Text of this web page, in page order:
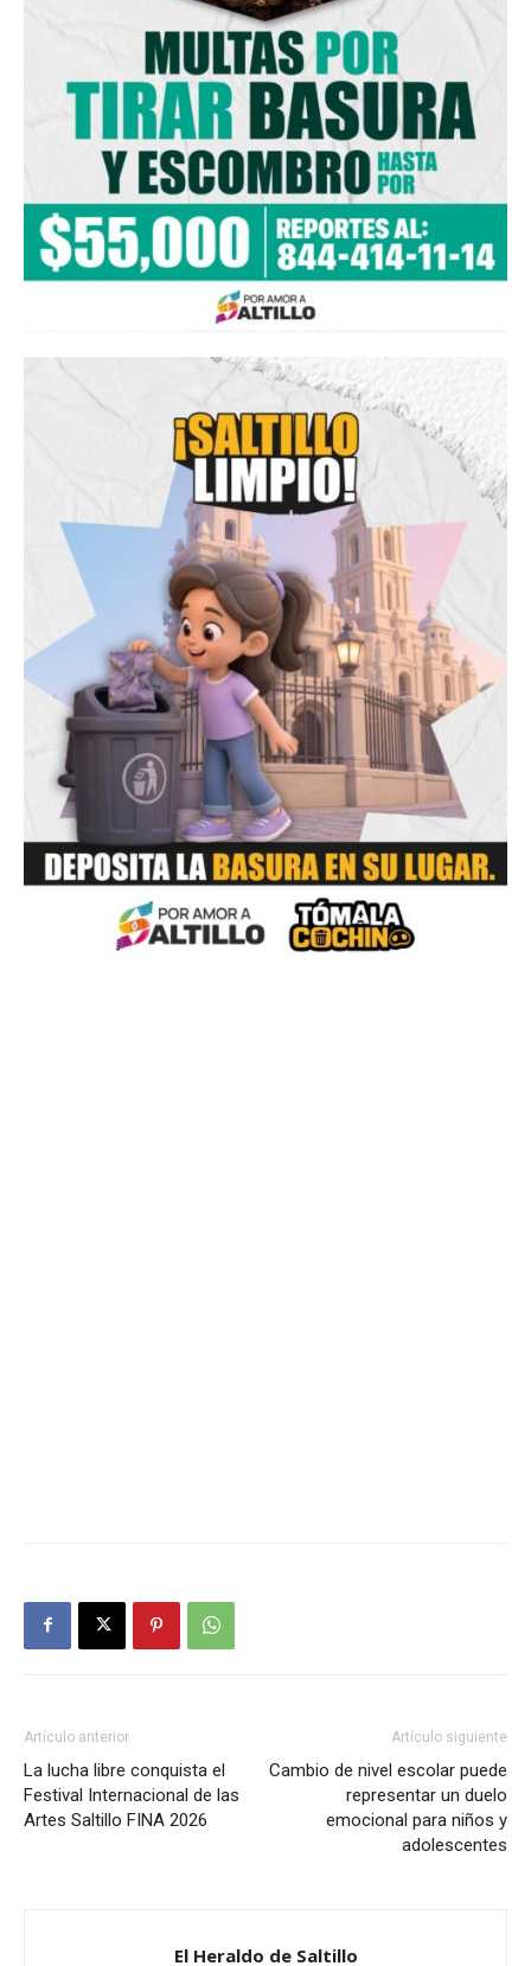
Artículo anterior
La lucha libre conquista el
Festival Internacional de las
Artes Saltillo FINA 2026
Artículo siguiente
Cambio de nivel escolar puede
representar un duelo
emocional para niños y
adolescentes
El Heraldo de Saltillo